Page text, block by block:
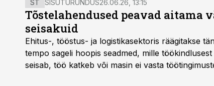
ST SISUTURUNDUS26.06.26, 13:15
Tõstelahendused peavad
seisakuid
Ehitus-, tööstus- ja logistikasektoris räägitakse
tempo sageli hoopis seadmed, mille
seisab, töö katkeb või masin ei vasta